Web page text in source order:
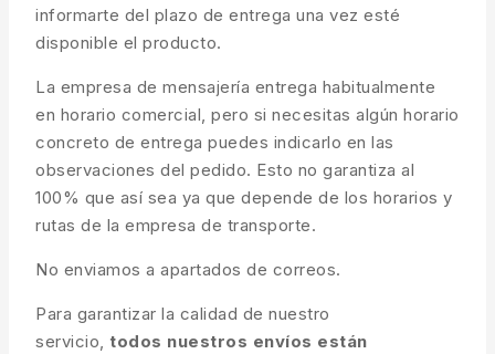
informarte del plazo de entrega una vez esté
disponible el producto.
La empresa de mensajería entrega habitualmente
en horario comercial, pero si necesitas algún horario
concreto de entrega puedes indicarlo en las
observaciones del pedido. Esto no garantiza al
100% que así sea ya que depende de los horarios y
rutas de la empresa de transporte.
No enviamos a apartados de correos.
Para garantizar la calidad de nuestro
servicio, todos nuestros envíos están